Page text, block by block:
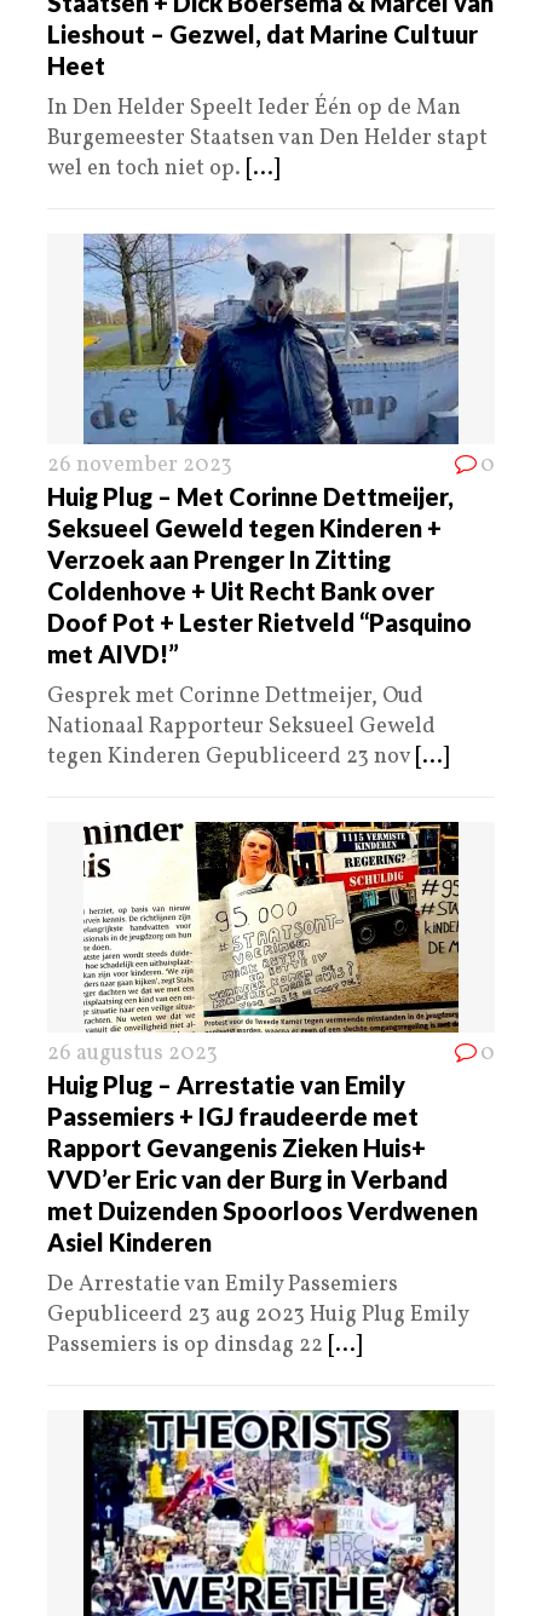
Lieshout – Gezwel, dat Marine Cultuur
Heet
In Den Helder Speelt Ieder Één op de Man
Burgemeester Staatsen van Den Helder stapt
wel en toch niet op. [...]
26 november 2023 0
Huig Plug – Met Corinne Dettmeijer,
Seksueel Geweld tegen Kinderen +
Verzoek aan Prenger In Zitting
Coldenhove + Uit Recht Bank over
Doof Pot + Lester Rietveld “Pasquino
met AIVD!”
Gesprek met Corinne Dettmeijer, Oud
Nationaal Rapporteur Seksueel Geweld
tegen Kinderen Gepubliceerd 23 nov [...]
26 augustus 2023 0
Huig Plug – Arrestatie van Emily
Passemiers + IGJ fraudeerde met
Rapport Gevangenis Zieken Huis+
VVD’er Eric van der Burg in Verband
met Duizenden Spoorloos Verdwenen
Asiel Kinderen
De Arrestatie van Emily Passemiers
Gepubliceerd 23 aug 2023 Huig Plug Emily
Passemiers is op dinsdag 22 [...]